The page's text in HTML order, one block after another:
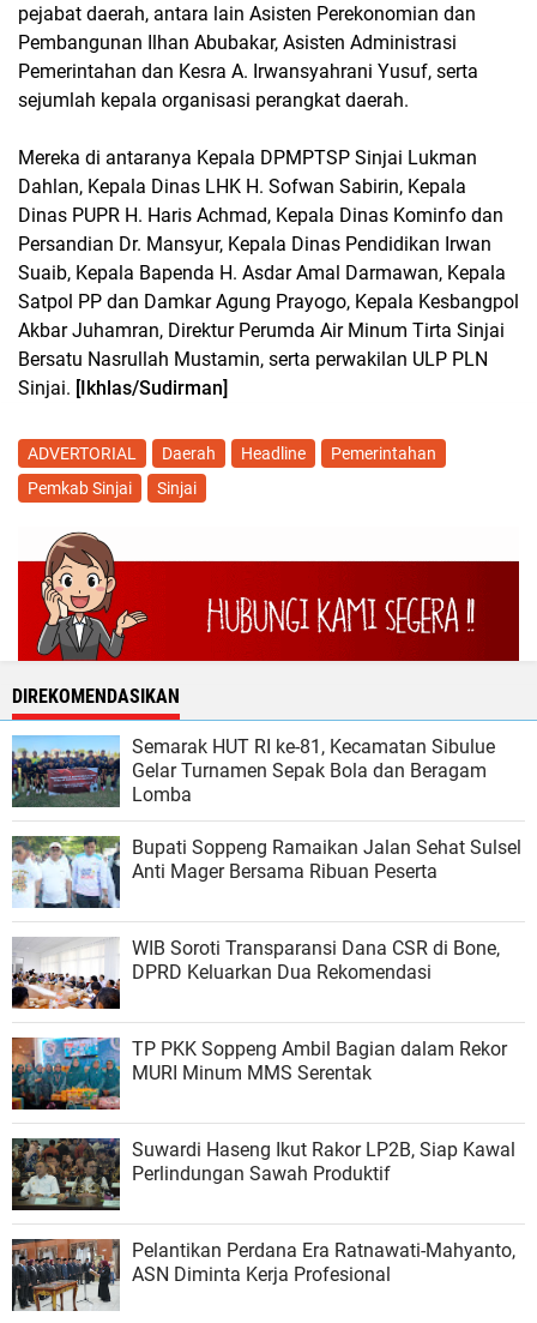
pejabat daerah, antara lain Asisten Perekonomian dan
Pembangunan Ilhan Abubakar, Asisten Administrasi
Pemerintahan dan Kesra A. Irwansyahrani Yusuf, serta
sejumlah kepala organisasi perangkat daerah.
Mereka di antaranya Kepala DPMPTSP Sinjai Lukman
Dahlan, Kepala Dinas LHK H. Sofwan Sabirin, Kepala
Dinas PUPR H. Haris Achmad, Kepala Dinas Kominfo dan
Persandian Dr. Mansyur, Kepala Dinas Pendidikan Irwan
Suaib, Kepala Bapenda H. Asdar Amal Darmawan, Kepala
Satpol PP dan Damkar Agung Prayogo, Kepala Kesbangpol
Akbar Juhamran, Direktur Perumda Air Minum Tirta Sinjai
Bersatu Nasrullah Mustamin, serta perwakilan ULP PLN
Sinjai. [Ikhlas/Sudirman]
ADVERTORIAL Daerah Headline
Pemerintahan
Pemkab Sinjai
Sinjai
DIREKOMENDASIKAN
Semarak HUT RI ke-81, Kecamatan Sibulue
Gelar Turnamen Sepak Bola dan Beragam
Lomba
Bupati Soppeng Ramaikan Jalan Sehat Sulsel
Anti Mager Bersama Ribuan Peserta
WIB Soroti Transparansi Dana CSR di Bone,
DPRD Keluarkan Dua Rekomendasi
TP PKK Soppeng Ambil Bagian dalam Rekor
MURI Minum MMS Serentak
Suwardi Haseng Ikut Rakor LP2B, Siap Kawal
Perlindungan Sawah Produktif
Pelantikan Perdana Era Ratnawati-Mahyanto,
ASN Diminta Kerja Profesional